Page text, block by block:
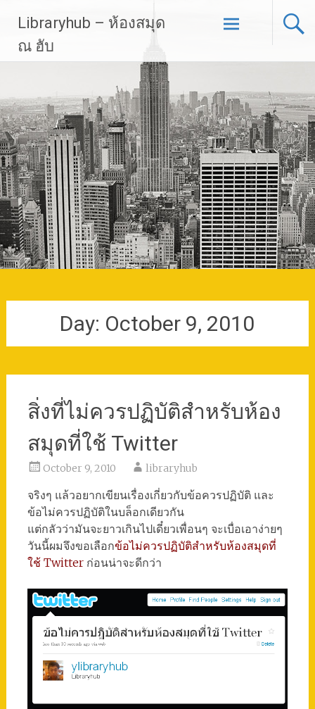
content
Libraryhub – ห้องสมุด
ณ ฮับ
Day: October 9, 2010
สิ่งที่ไม่ควรปฏิบัติสำหรับห้อง
สมุดที่ใช้ Twitter
October 9, 2010 libraryhub
จริงๆ แล้วอยากเขียนเรื่องเกี่ยวกับข้อควรปฏิบัติ และ
ข้อไม่ควรปฏิบัติในบล็อกเดียวกัน
แต่กลัวว่ามันจะยาวเกินไปเดี๋ยวเพื่อนๆ จะเบื่อเอาง่ายๆ
วันนี้ผมจึงขอเลือกข้อไม่ควรปฏิบัติสำหรับห้องสมุดที่
ใช้ Twitter ก่อนน่าจะดีกว่า